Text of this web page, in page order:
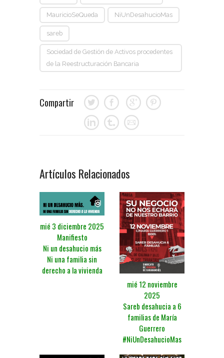
MauricioSeQueda NiUnDesahucioMas
sareb
Sociedad de Gestión de Activos procedentes
de la Reestructuración Bancaria
Compartir
Artículos Relacionados
mié 3 diciembre 2025
Manifiesto
Ni un desahucio más
Ni una familia sin
derecho a la vivienda
mié 12 noviembre
2025
Sareb desahucia a 6
familias de María
Guerrero
#NiUnDesahucioMas